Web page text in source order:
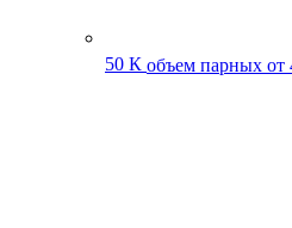
50 К объем парных от